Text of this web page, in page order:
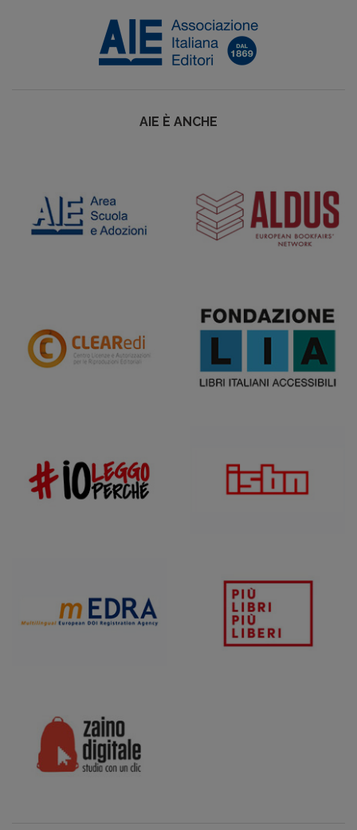
AIE È ANCHE